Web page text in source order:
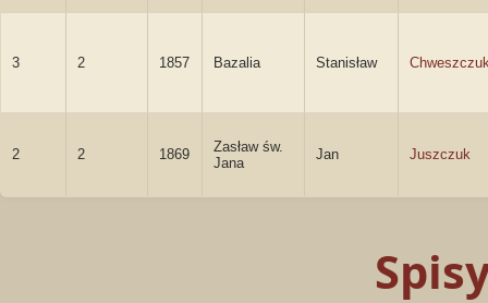
3 2 1857 Bazalia Stanisław
2 2 1869
Zasław św.
Jana
Jan Juszczuk